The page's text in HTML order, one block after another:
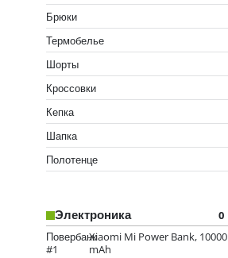
Брюки
Термобелье
Шорты
Кроссовки
Кепка
Шапка
Полотенце
Электроника 0
Повербанк
#1
Xiaomi Mi Power Bank, 10000
mAh